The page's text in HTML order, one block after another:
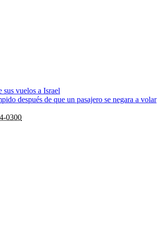
vuelos a Israel
después de que un pasajero se negara a volar
0300